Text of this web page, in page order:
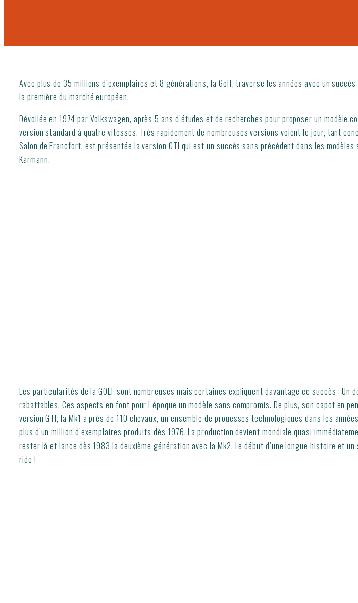
Avec plus de 35 millions d’exemplaires et 8 générations, la Golf, traverse les années avec un
la première du marché européen.
Dévoilée en 1974 par Volkswagen, après 5 ans d’études et de recherches pour proposer un modèle
version standard à quatre vitesses. Très rapidement de nombreuses versions voient le jour, tant
Salon de Francfort, est présentée la version GTI qui est un succès sans précédent dans les
Karmann.
Les particularités de la GOLF sont nombreuses mais certaines expliquent davantage ce succès :
rabattables. Ces aspects en font pour l’époque un modèle sans compromis. De plus, son capot
version GTI, la Mk1 a près de 110 chevaux, un ensemble de prouesses technologiques dans les
plus d’un million d’exemplaires produits dès 1976. La production devient mondiale quasi
rester là et lance dès 1983 la deuxième génération avec la Mk2. Le début d’une longue histoire et
ride !